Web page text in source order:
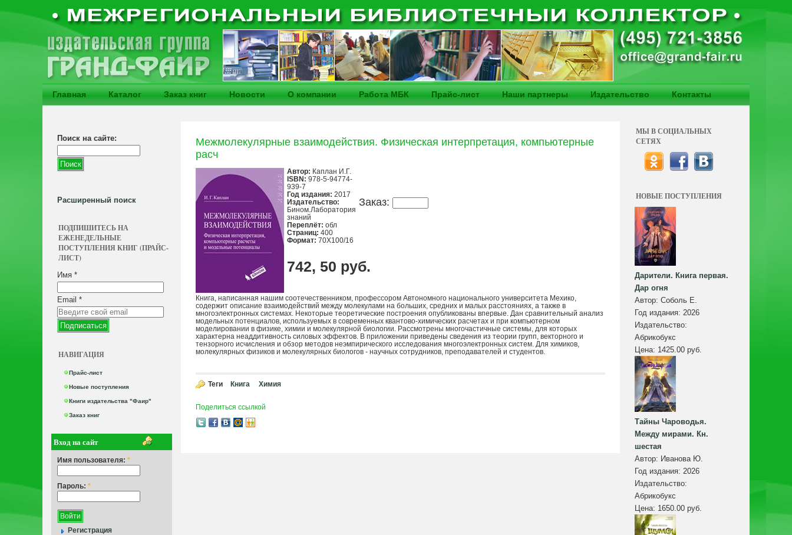
Главная Каталог Заказ книг Новости О компании Работа МБК Прайс-лист Наши партнеры Издательство Контакты
Поиск на сайте:
Расширенный поиск
ПОДПИШИТЕСЬ НА
ЕЖЕНЕДЕЛЬНЫЕ
ПОСТУПЛЕНИЯ КНИГ (ПРАЙС-
ЛИСТ)
Имя *
Email *
НАВИГАЦИЯ
Прайс-лист
Новые поступления
Книги издательства "Фаир"
Заказ книг
Вход на сайт
Имя пользователя: *
Пароль: *
Регистрация
Межмолекулярные взаимодействия. Физическая интерпретация, компьютерные
расч
Заказ:
Автор: Каплан И.Г.
ISBN: 978-5-94774-
939-7
Год издания: 2017
Издательство:
Бином.Лаборатория
знаний
Переплёт: обл
Страниц: 400
Формат: 70Х100/16
742, 50 руб.
Книга, написанная нашим соотечественником, профессором Автономного национального университета Мехико,
содержит описание взаимодействий между молекулами на больших, средних и малых расстояниях, а также в
многоэлектронных системах. Некоторые теоретические построения опубликованы впервые. Дан сравнительный анализ
модельных потенциалов, используемых в современных квантово-химических расчетах и при компьютерном
моделировании в физике, химии и молекулярной биологии. Рассмотрены многочастичные системы, для которых
характерна неаддитивность силовых эффектов. В приложении приведены сведения из теории групп, векторного и
тензорного исчисления и обзор методов неэмпирического исследования многоэлектронных систем. Для химиков,
молекулярных физиков и молекулярных биологов - научных сотрудников, преподавателей и студентов.
Теги Книга Химия
Поделиться ссылкой
МЫ В СОЦИАЛЬНЫХ
СЕТЯХ
НОВЫЕ ПОСТУПЛЕНИЯ
Дарители. Книга первая.
Дар огня
Автор: Соболь Е.
Год издания: 2026
Издательство:
Абрикобукс
Цена: 1425.00 руб.
Тайны Чароводья.
Между мирами. Кн.
шестая
Автор: Иванова Ю.
Год издания: 2026
Издательство:
Абрикобукс
Цена: 1650.00 руб.